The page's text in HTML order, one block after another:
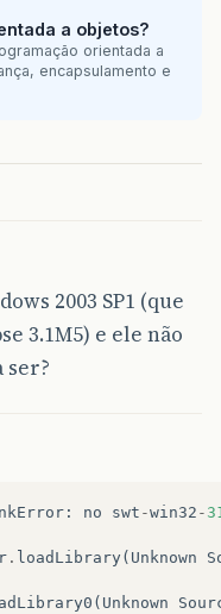
a objetos?
orientada a
encapsulamento e
2003 SP1 (que
3.1M5) e ele não
ser?
: no swt -win32 -
. loadLibrary( Unknown
( Unknown